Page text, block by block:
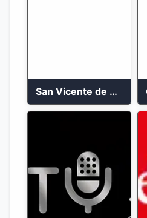
San Vicente de Chucuri 91.2 FM